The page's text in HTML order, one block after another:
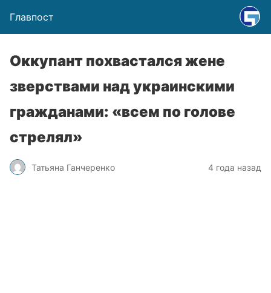
Главпост
Оккупант похвастался жене
зверствами над украинскими
гражданами: «всем по голове
стрелял»
Татьяна Ганчеренко 4 года назад